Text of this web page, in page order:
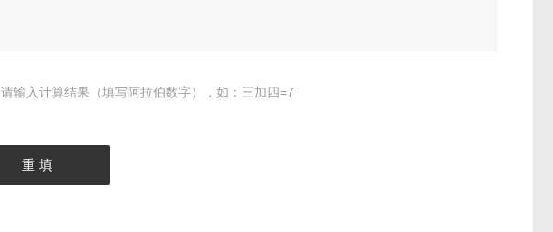
请输入计算结果（填写阿拉伯数字），如：三加四=7